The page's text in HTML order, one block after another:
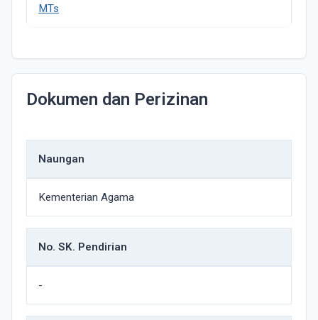
MTs
Dokumen dan Perizinan
Naungan
Kementerian Agama
No. SK. Pendirian
-